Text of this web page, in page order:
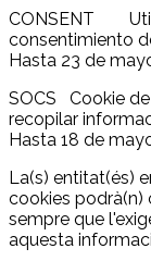
CONSENT
consentimiento
Hasta 23 de
SOCS Cookie
recopilar
Hasta 18 de
La(s) entitat(és)
cookies podrà(n)
sempre que
aquesta